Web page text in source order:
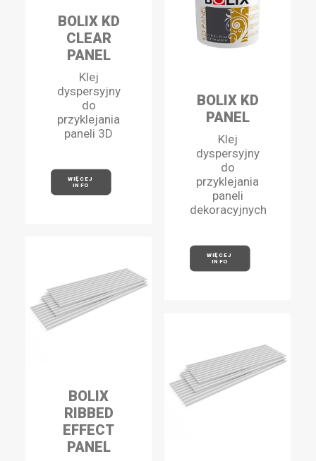
BOLIX KD
CLEAR
PANEL
Klej
dyspersyjny
do
przyklejania
paneli 3D
WIĘCEJ
INFO
BOLIX KD
PANEL
Klej
dyspersyjny
do
przyklejania
paneli
dekoracyjnych
WIĘCEJ
INFO
BOLIX
RIBBED
EFFECT
PANEL